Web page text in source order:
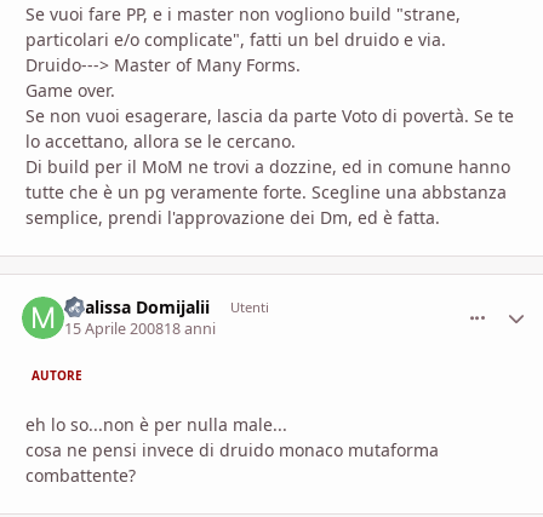
Se vuoi fare PP, e i master non vogliono build "strane,
particolari e/o complicate", fatti un bel druido e via.
Druido---> Master of Many Forms.
Game over.
Se non vuoi esagerare, lascia da parte Voto di povertà. Se te
lo accettano, allora se le cercano.
Di build per il MoM ne trovi a dozzine, ed in comune hanno
tutte che è un pg veramente forte. Scegline una abbstanza
semplice, prendi l'approvazione dei Dm, ed è fatta.
Mialissa Domijalii Utenti
15 Aprile 200818 anni
AUTORE
eh lo so...non è per nulla male...
cosa ne pensi invece di druido monaco mutaforma
combattente?